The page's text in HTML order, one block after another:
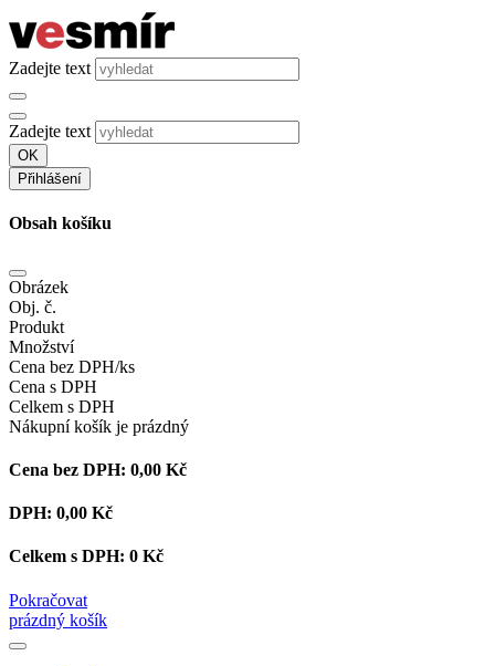
Zadejte text
Zadejte text
OK
Přihlášení
Obsah košíku
Obrázek
Obj. č.
Produkt
Množství
Cena bez DPH/ks
Cena s DPH
Celkem s DPH
Nákupní košík je prázdný
Cena bez DPH: 0,00 Kč
DPH: 0,00 Kč
Celkem s DPH: 0 Kč
Pokračovat
prázdný košík